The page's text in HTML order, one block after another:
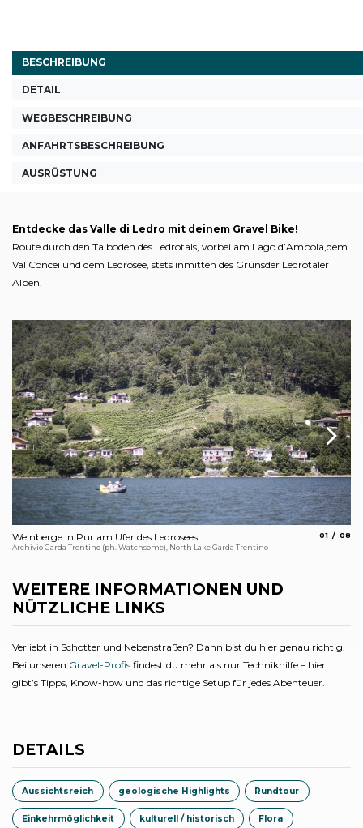
BESCHREIBUNG
DETAIL
WEGBESCHREIBUNG
ANFAHRTSBESCHREIBUNG
AUSRÜSTUNG
Entdecke das Valle di Ledro mit deinem Gravel Bike!
Route durch den Talboden des Ledrotals, vorbei am Lago d’Ampola,dem
Val Concei und dem Ledrosee, stets inmitten des Grünsder Ledrotaler
Alpen.
Weinberge in Pur am Ufer des Ledrosees
Archivio Garda Trentino (ph. Watchsome), North Lake Garda Trentino
01 08
WEITERE INFORMATIONEN UND
NÜTZLICHE LINKS
Verliebt in Schotter und Nebenstraßen? Dann bist du hier genau richtig.
Bei unseren Gravel-Profis findest du mehr als nur Technikhilfe – hier
gibt’s Tipps, Know-how und das richtige Setup für jedes Abenteuer.
DETAILS
Aussichtsreich geologische Highlights Rundtour
Einkehrmöglichkeit kulturell / historisch Flora